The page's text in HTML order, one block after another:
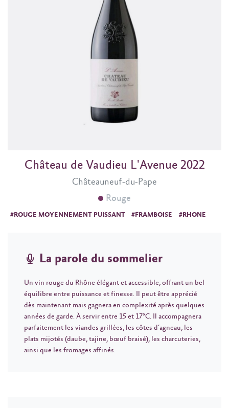
Châteauneuf-du-Pape
Château de Vaudieu L'Avenue 2022
Rouge
#ROUGE MOYENNEMENT PUISSANT #FRAMBOISE #RHONE
La parole du sommelier
Un vin rouge du Rhône élégant et accessible, offrant un bel
équilibre entre puissance et finesse. Il peut être apprécié
dès maintenant mais gagnera en complexité après quelques
années de garde. À servir entre 15 et 17°C. Il accompagnera
parfaitement les viandes grillées, les côtes d’agneau, les
plats mijotés (daube, tajine, bœuf braisé), les charcuteries,
ainsi que les fromages affinés.